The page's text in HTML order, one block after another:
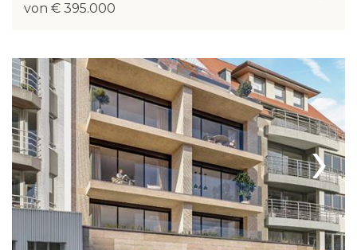
von € 395.000
›